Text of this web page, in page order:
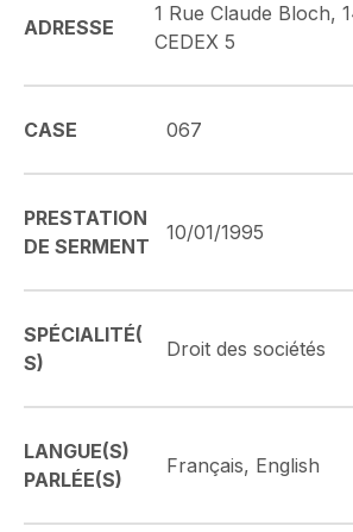
ADRESSE
1 Rue Claude Bloch,
CEDEX 5
CASE 067
PRESTATION
DE SERMENT
10/01/1995
SPÉCIALITÉ(
S)
Droit des sociétés
LANGUE(S)
PARLÉE(S)
Français, English